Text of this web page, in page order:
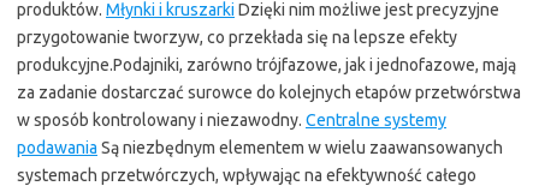
produktów. Młynki i kruszarki Dzięki nim możliwe jest precyzyjne
przygotowanie tworzyw, co przekłada się na lepsze efekty
produkcyjne.Podajniki, zarówno trójfazowe, jak i jednofazowe, mają
za zadanie dostarczać surowce do kolejnych etapów przetwórstwa
w sposób kontrolowany i niezawodny. Centralne systemy
podawania Są niezbędnym elementem w wielu zaawansowanych
systemach przetwórczych, wpływając na efektywność całego